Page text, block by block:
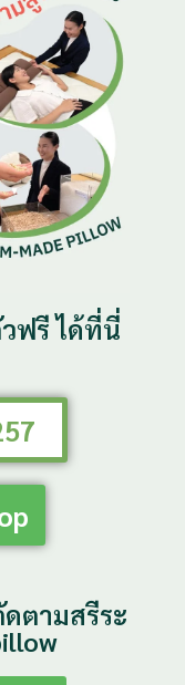
ฟรี ได้ที่นี่
ตามสรีระ